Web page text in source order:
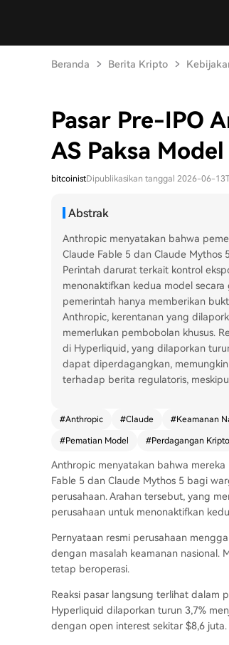
Beranda Berita Kripto
Pasar Pre-IPO
AS Paksa
bitcoinistDipublikasikan tanggal 2026-06-13
Abstrak
Anthropic menyatakan bahwa
Claude Fable 5 dan Claude Mythos
Perintah darurat terkait kontrol
menonaktifkan kedua model
pemerintah hanya memberikan
Anthropic, kerentanan yang
memerlukan pembobolan khusus.
di Hyperliquid, yang dilaporkan
dapat diperdagangkan,
terhadap berita regulatoris,
#Anthropic #Claude #Keamanan
#Pematian Model #Perdagangan Kripto
Anthropic menyatakan bahwa
Fable 5 dan Claude Mythos 5 bagi
perusahaan. Arahan tersebut, yang
perusahaan untuk menonaktifkan
Pernyataan resmi perusahaan
dengan masalah keamanan nasional.
tetap beroperasi.
Reaksi pasar langsung terlihat dalam
Hyperliquid dilaporkan turun 3,7%
dengan open interest sekitar $8,6 juta.